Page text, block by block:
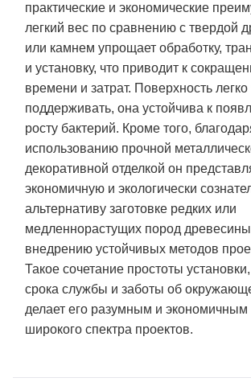
практические и экономические
легкий вес по сравнению с твердой
или камнем упрощает обработку,
и установку, что приводит к
времени и затрат. Поверхность легко
поддерживать, она устойчива к
росту бактерий. Кроме того,
использованию прочной
декоративной отделкой он
экономичную и экологически
альтернативу заготовке редких или
медленнорастущих пород
внедрению устойчивых методов
Такое сочетание простоты
срока службы и заботы об
делает его разумным и
широкого спектра проектов.